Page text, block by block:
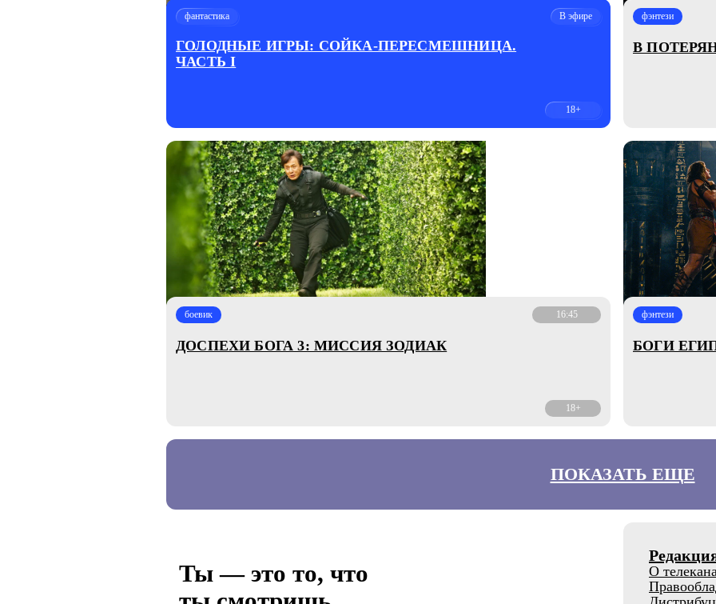
фантастика В эфире
ГОЛОДНЫЕ ИГРЫ: СОЙКА-ПЕРЕСМЕШНИЦА.
ЧАСТЬ I
18+
фэнтези
В
боевик 16:45
ДОСПЕХИ БОГА 3: МИССИЯ ЗОДИАК
18+
фэнтези
БОГИ
ПОКАЗАТЬ ЕЩЕ
Ты — это то, что
О